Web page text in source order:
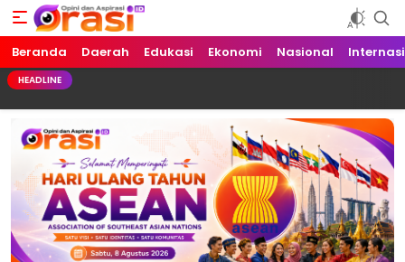
Orasi.ID
Opini dan Aspirasi!
Beranda Daerah Edukasi Ekonomi Nasional
HEADLINE